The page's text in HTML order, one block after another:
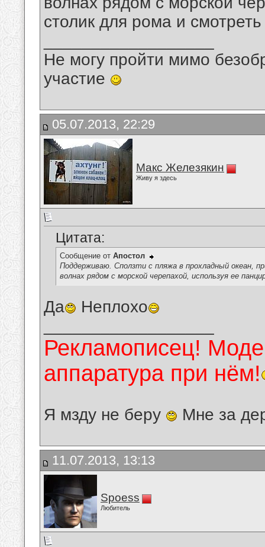
столик для рома и
Не могу пройти мимо
участие
05.07.2013, 22:29
Макс Железякин
Живу я здесь
Цитата:
Сообщение от Апостол
Поддерживаю. Сползти с пляжа в прохладный океан,
волнах рядом с морской черепахой, используя ее
Да
Неплохо
Рекламописец!
аппаратура при нём!
Я мзду не беру Мне за
11.07.2013, 13:13
Spoess
Любитель